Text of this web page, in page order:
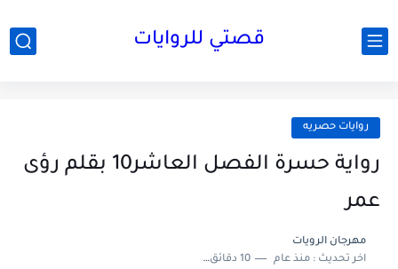
قصتي للروايات
روايات حصريه
رواية حسرة الفصل العاشر10 بقلم رؤى
عمر
مهرجان الرويات
اخر تحديث :منذ عام 10 دقائق للقراءة